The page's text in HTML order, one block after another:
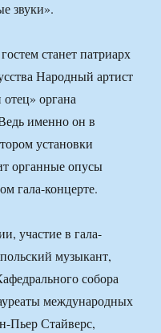
звуки».
станет патриарх
Народный артист
органа
именно он в
установки
органные опусы
гала-концерте.
участие в гала-
музыкант,
собора
международных
Пьер Стайверс,